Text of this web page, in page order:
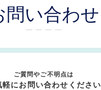
問い合わせ
ー ー ー ー
ご質問やご不明点は
軽にお問い合わせください